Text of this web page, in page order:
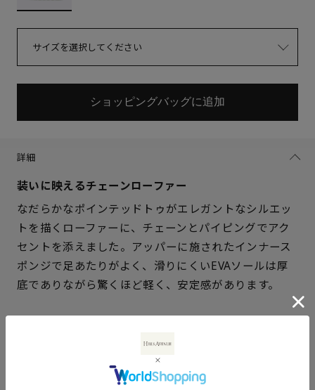
サイズを選択してください
サイズを選択してください
21.5cm × 在庫なし
△ 残りわずか
ショッピングバッグに追加
詳細
装いに映えるチェーンローファー
なだらかなポインテッドトゥがエレガントなシルエッ
トを描くローファーに、チェーンとパイピングでアク
セントを添えました。アッパーに施されたインナース
ポンジで足あたりがよく、滑りにくいEVAソールは厚
底でありながら驚くほど軽く、安定感があります。
ラム革スエード
合成皮革